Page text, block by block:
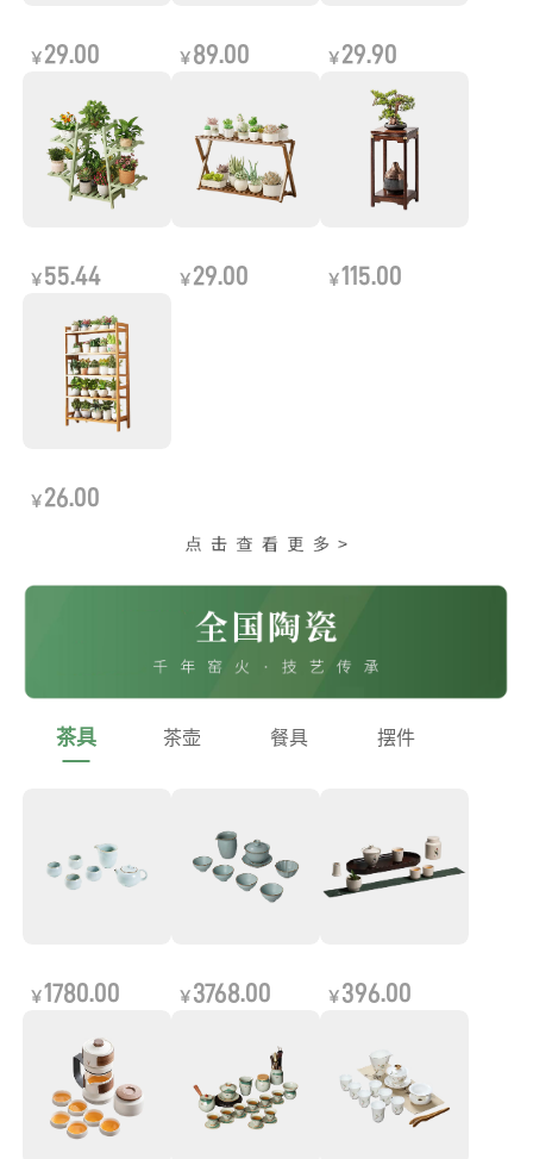
￥ 29.00 ￥ 89.00 ￥ 29.90
￥ 55.44 ￥ 29.00 ￥115.00
￥ 26.00
茶具 茶壶 餐具 摆件
￥1780.00 ￥ 3768.00 ￥ 396.00